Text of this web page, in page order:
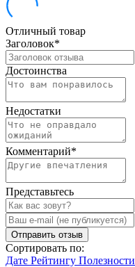
Отличный товар
Заголовок*
Достоинства
Недостатки
Комментарий*
Представьтесь
Отправить отзыв
Сортировать по:
Дате Рейтингу Полезности